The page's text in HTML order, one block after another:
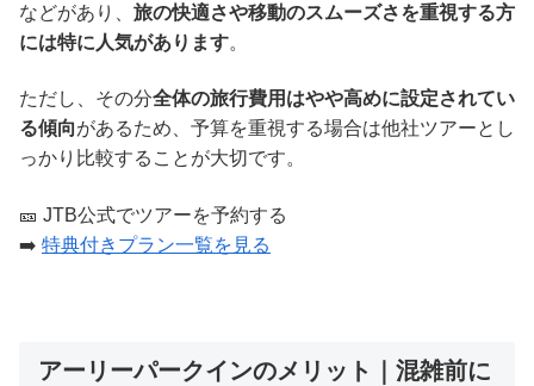
などがあり、 旅の快適さや移動のスムーズさを重視する方
には特に人気があります。
ただし、その分全体の旅行費用はやや高めに設定されてい
る傾向があるため、予算を重視する場合は他社ツアーとし
っかり比較することが大切です。
🎫 JTB公式でツアーを予約する
➡️ 特典付きプラン一覧を見る
アーリーパークインのメリット｜混雑前に